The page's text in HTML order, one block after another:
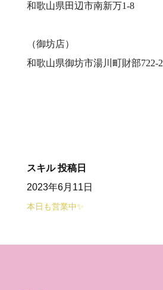
和歌山県田辺市南新万1-8
（御坊店）
和歌山県御坊市湯川町財部722-2
スキル 投稿日
2023年6月11日
本日も営業中✨